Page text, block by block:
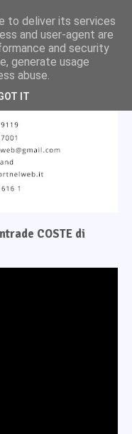
COSTE di
to deliver its services
and user-agent are
and security
generate usage
abuse.
IT